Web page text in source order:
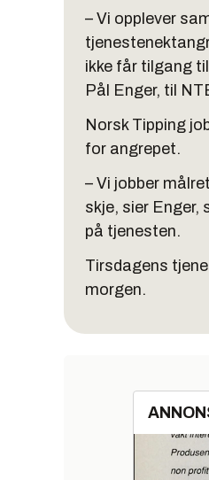
– Vi opplever
ikke får tilgang
Pål Enger, til
Norsk Tipping
for angrepet.
– Vi jobber
skje, sier Enger,
på tjenesten.
Tirsdagens
morgen.